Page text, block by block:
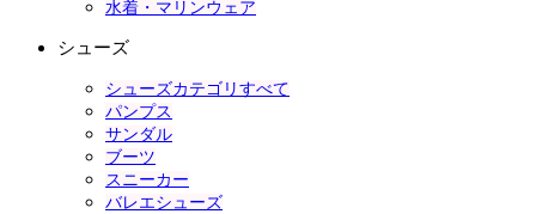
水着・マリンウェア
シューズ
シューズカテゴリすべて
パンプス
サンダル
ブーツ
スニーカー
バレエシューズ